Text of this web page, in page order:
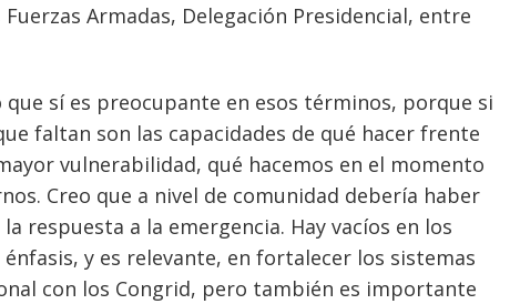
Armadas, Delegación Presidencial, entre
que sí es preocupante en esos términos, porque si
faltan son las capacidades de qué hacer frente
vulnerabilidad, qué hacemos en el momento
Creo que a nivel de comunidad debería haber
respuesta a la emergencia. Hay vacíos en los
y es relevante, en fortalecer los sistemas
con los Congrid, pero también es importante